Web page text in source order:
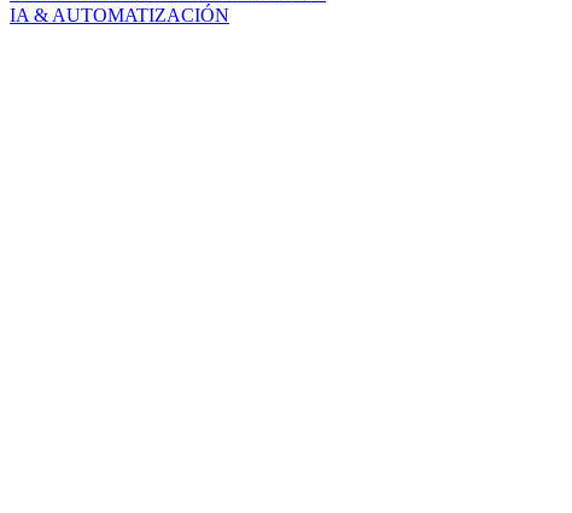
IA & AUTOMATIZACIÓN